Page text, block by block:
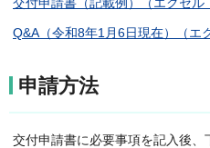
Q&A（令和8年1月6日現在）（エ
申請方法
交付申請書に必要事項を記入後